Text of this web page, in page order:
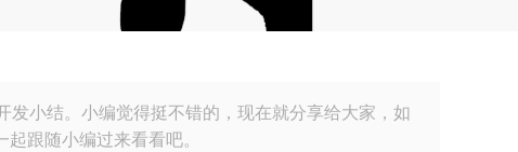
小结。小编觉得挺不错的，现在就分享给大家，如
跟随小编过来看看吧。